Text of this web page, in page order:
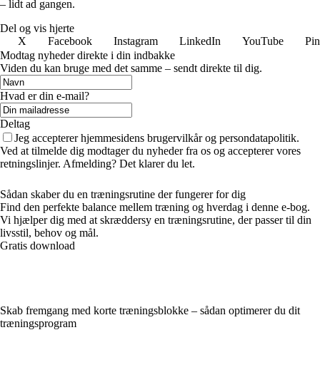
– lidt ad gangen.
Del og vis hjerte
X
Facebook Instagram LinkedIn YouTube
Modtag nyheder direkte i din indbakke
Viden du kan bruge med det samme – sendt direkte til dig.
Hvad er din e-mail?
Deltag
Jeg accepterer hjemmesidens brugervilkår og persondatapolitik.
Ved at tilmelde dig modtager du nyheder fra os og accepterer vores
retningslinjer. Afmelding? Det klarer du let.
Sådan skaber du en træningsrutine der fungerer for dig
Find den perfekte balance mellem træning og hverdag i denne e-bog.
Vi hjælper dig med at skræddersy en træningsrutine, der passer til din
livsstil, behov og mål.
Gratis download
Skab fremgang med korte træningsblokke – sådan optimerer du dit
træningsprogram